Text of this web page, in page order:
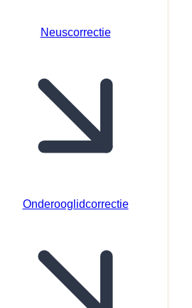
Neuscorrectie
Onderooglidcorrectie